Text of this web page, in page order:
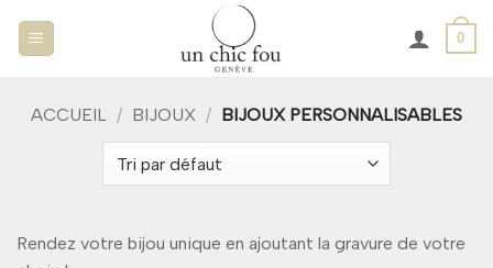
0
ACCUEIL / BIJOUX / BIJOUX PERSONNALISABLES
Rendez votre bijou unique en ajoutant la gravure de votre